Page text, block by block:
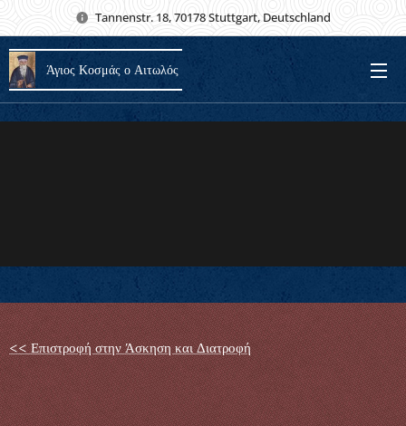
Tannenstr. 18, 70178 Stuttgart, Deutschland
Άγιος Κοσμάς ο Αιτωλός
<< Επιστροφή στην Άσκηση και Διατροφή